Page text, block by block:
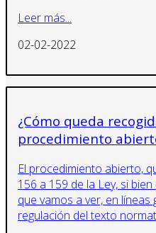
Leer más...
02-02-2022
¿Cómo queda
procedimiento
El procedimiento abierto,
156 a 159 de la Ley, si
que vamos a ver, en
regulación del texto